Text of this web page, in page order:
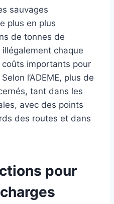
sauvages
plus en plus
de tonnes de
chaque
importants pour
l’ADEME, plus de
tant dans les
avec des points
des routes et dans
pour